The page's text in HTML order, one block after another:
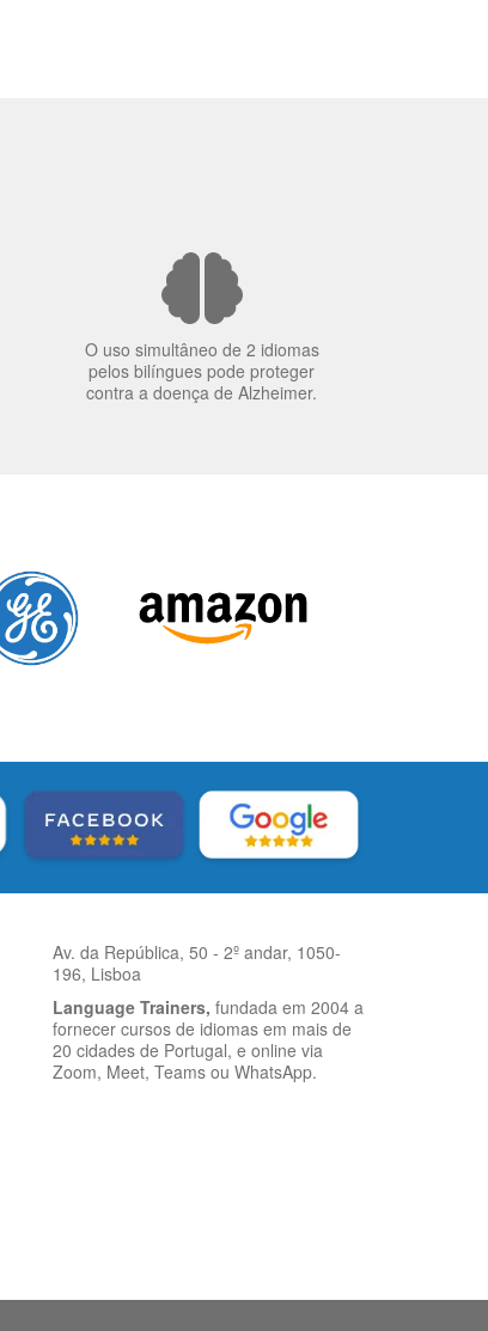
O uso simultâneo de 2 idiomas
pelos bilíngues pode proteger
contra a doença de Alzheimer.
Av. da República, 50 - 2º andar, 1050-
196, Lisboa
Language Trainers, fundada em 2004 a
fornecer cursos de idiomas em mais de
20 cidades de Portugal, e online via
Zoom, Meet, Teams ou WhatsApp.